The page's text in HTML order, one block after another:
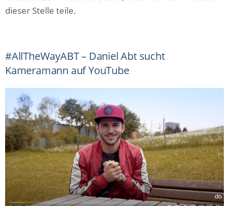
dieser Stelle teile.
#AllTheWayABT – Daniel Abt sucht
Kameramann auf YouTube